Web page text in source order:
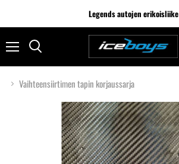
Legends autojen erikoisliike
Vaihteensiirtimen tapin korjaussarja